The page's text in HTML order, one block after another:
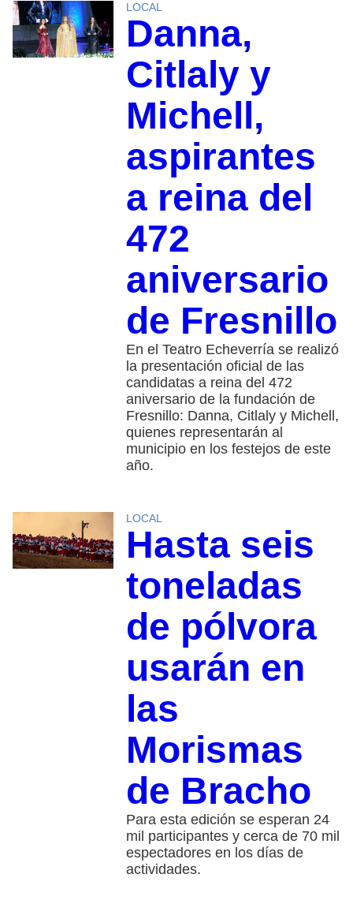
LOCAL
Danna,
Citlaly y
Michell,
aspirantes
a reina del
472
aniversario
de Fresnillo
En el Teatro Echeverría se realizó
la presentación oficial de las
candidatas a reina del 472
aniversario de la fundación de
Fresnillo: Danna, Citlaly y Michell,
quienes representarán al
municipio en los festejos de este
año.
LOCAL
Hasta seis
toneladas
de pólvora
usarán en
las
Morismas
de Bracho
Para esta edición se esperan 24
mil participantes y cerca de 70 mil
espectadores en los días de
actividades.